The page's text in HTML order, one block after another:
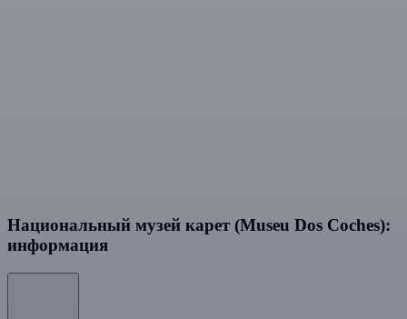
Национальный музей карет (Museu Dos Coches):
информация